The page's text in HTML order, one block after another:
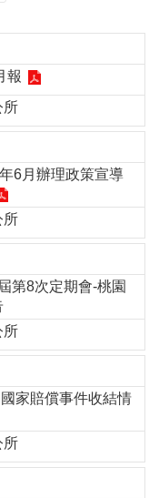
報
所
6月辦理政策宣導
所
第8次定期會-桃園
所
家賠償事件收結情
所